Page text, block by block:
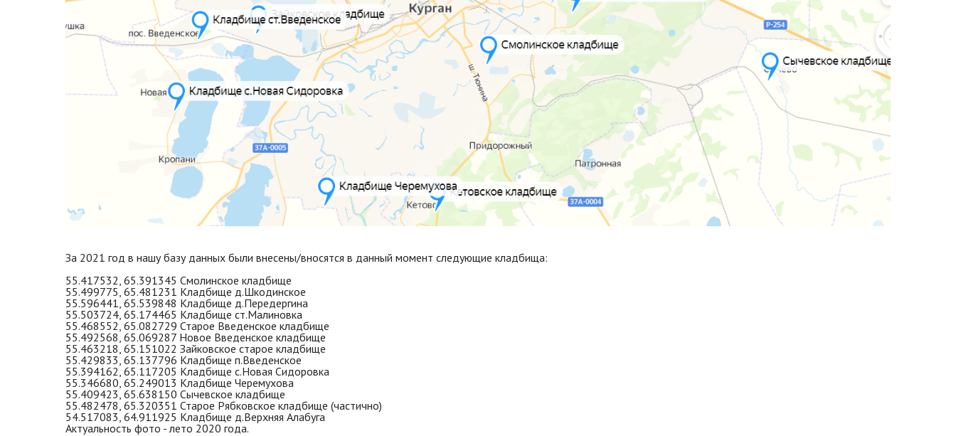
За 2021 год в нашу базу данных были внесены/вносятся в данный момент следующие кладбища:
55.417532, 65.391345 Смолинское кладбище
55.499775, 65.481231 Кладбище д.Шкодинское
55.596441, 65.539848 Кладбище д.Передергина
55.503724, 65.174465 Кладбище ст.Малиновка
55.468552, 65.082729 Старое Введенское кладбище
55.492568, 65.069287 Новое Введенское кладбище
55.463218, 65.151022 Зайковское старое кладбище
55.429833, 65.137796 Кладбище п.Введенское
55.394162, 65.117205 Кладбище с.Новая Сидоровка
55.346680, 65.249013 Кладбище Черемухова
55.409423, 65.638150 Сычевское кладбище
55.482478, 65.320351 Старое Рябковское кладбище (частично)
54.517083, 64.911925 Кладбище д.Верхняя Алабуга
Актуальность фото - лето 2020 года.